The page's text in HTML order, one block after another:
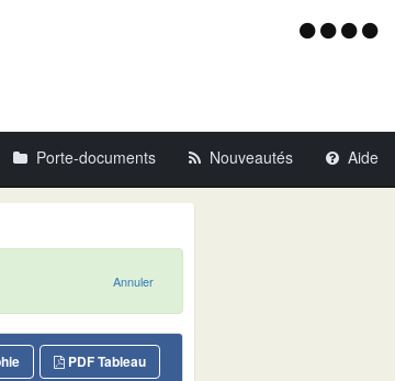
Menu
Porte-documents Nouveautés Aide
Annuler
PDF Tableau